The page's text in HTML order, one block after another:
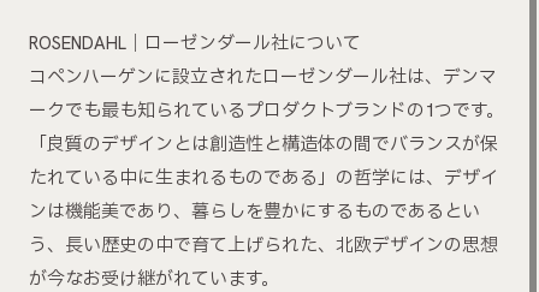
ROSENDAHL｜ローゼンダール社について
コペンハーゲンに設立されたローゼンダール社は、デンマ
ークでも最も知られているプロダクトブランドの1つです。
「良質のデザインとは創造性と構造体の間でバランスが保
たれている中に生まれるものである」の哲学には、デザイ
ンは機能美であり、暮らしを豊かにするものであるとい
う、長い歴史の中で育て上げられた、北欧デザインの思想
が今なお受け継がれています。